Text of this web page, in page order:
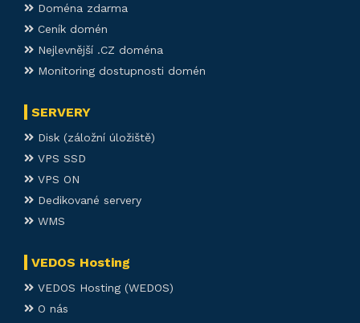
Doména zdarma
Ceník domén
Nejlevnější .CZ doména
Monitoring dostupnosti domén
SERVERY
Disk (záložní úložiště)
VPS SSD
VPS ON
Dedikované servery
WMS
VEDOS Hosting
VEDOS Hosting (WEDOS)
O nás